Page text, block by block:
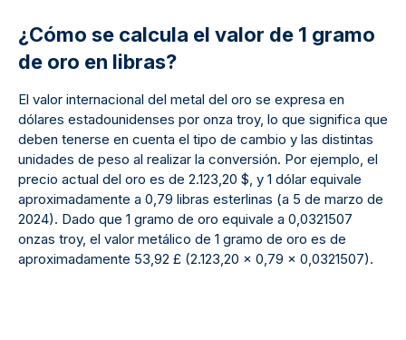
¿Cómo se calcula el valor de 1 gramo
de oro en libras?
El valor internacional del metal del oro se expresa en
dólares estadounidenses por onza troy, lo que significa que
deben tenerse en cuenta el tipo de cambio y las distintas
unidades de peso al realizar la conversión. Por ejemplo, el
precio actual del oro es de 2.123,20 $, y 1 dólar equivale
aproximadamente a 0,79 libras esterlinas (a 5 de marzo de
2024). Dado que 1 gramo de oro equivale a 0,0321507
onzas troy, el valor metálico de 1 gramo de oro es de
aproximadamente 53,92 £ (2.123,20 x 0,79 x 0,0321507).